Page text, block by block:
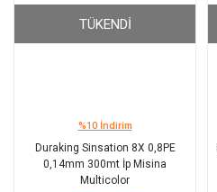
TÜKENDI
%10 İndirim
Duraking Sinsation 8X 0,8PE
0,14mm 300mt İp Misina
Multicolor